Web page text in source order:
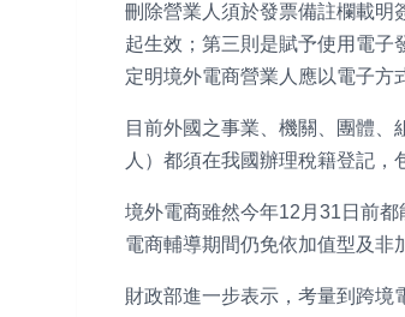
刪除營業人須於發票備註欄載明
起生效；第三則是賦予使用電子
定明境外電商營業人應以電子方
目前外國之事業、機關、團體
人）都須在我國辦理稅籍登記，
境外電商雖然今年12月31日前
電商輔導期間仍免依加值型及非
財政部進一步表示，考量到跨境